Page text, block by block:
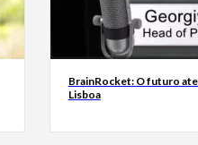
BrainRocket: O futuro
Lisboa